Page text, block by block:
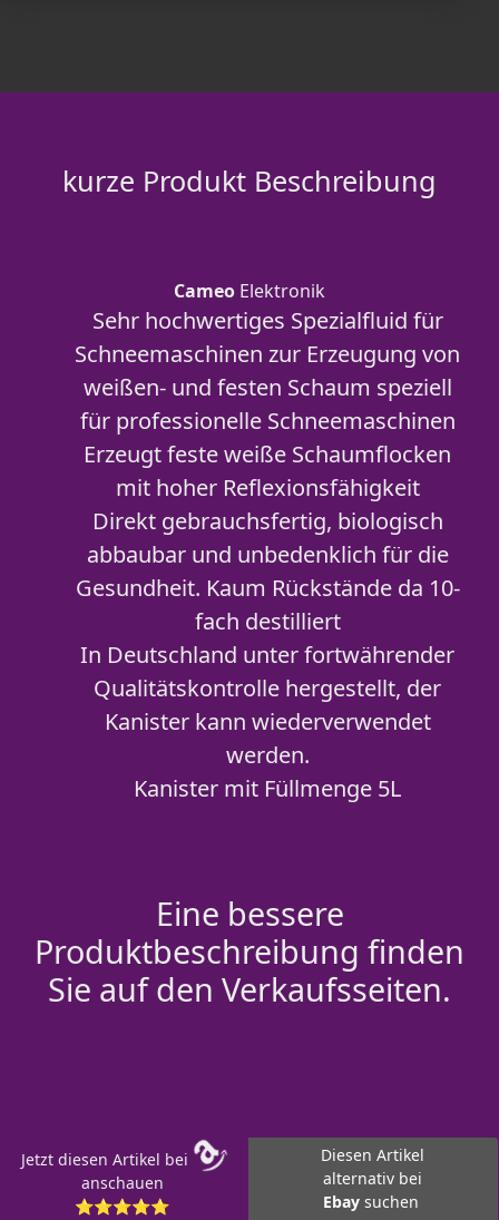
kurze Produkt Beschreibung
Cameo Elektronik
Sehr hochwertiges Spezialfluid für
Schneemaschinen zur Erzeugung von
weißen- und festen Schaum speziell
für professionelle Schneemaschinen
Erzeugt feste weiße Schaumflocken
mit hoher Reflexionsfähigkeit
Direkt gebrauchsfertig, biologisch
abbaubar und unbedenklich für die
Gesundheit. Kaum Rückstände da 10-
fach destilliert
In Deutschland unter fortwährender
Qualitätskontrolle hergestellt, der
Kanister kann wiederverwendet
werden.
Kanister mit Füllmenge 5L
Eine bessere
Produktbeschreibung finden
Sie auf den Verkaufsseiten.
Jetzt diesen Artikel bei
anschauen
⭐⭐⭐⭐⭐
Diesen Artikel
alternativ bei
Ebay suchen